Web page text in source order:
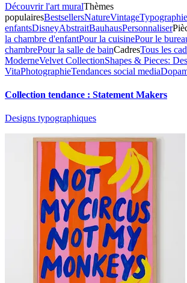
Découvrir l'art muralThèmes
populairesBestsellersNatureVintageTypographie
enfantsDisneyAbstraitBauhausPersonnaliser
la chambre d'enfantPour la cuisinePour le
chambrePour la salle de bainCadresTous les
ModerneVelvet CollectionShapes & Pieces:
VitaPhotographieTendances social media
Collection tendance : Statement Makers
Designs typographiques